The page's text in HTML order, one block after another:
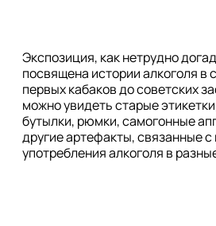
Экспозиция, как нетрудно
посвящена истории алкоголя в
первых кабаков до советских
можно увидеть старые
бутылки, рюмки, самогонные
другие артефакты, связанные с
употребления алкоголя в